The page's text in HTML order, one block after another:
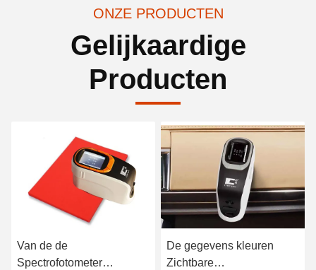
ONZE PRODUCTEN
Gelijkaardige
Producten
Van de de
Spectrofotometer
De gegevens kleuren
Zichtbare